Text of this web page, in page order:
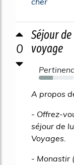
0
Séjour
voyage
40%
A propos
- Offrez-
séjour de
Voyages.
- Monastir